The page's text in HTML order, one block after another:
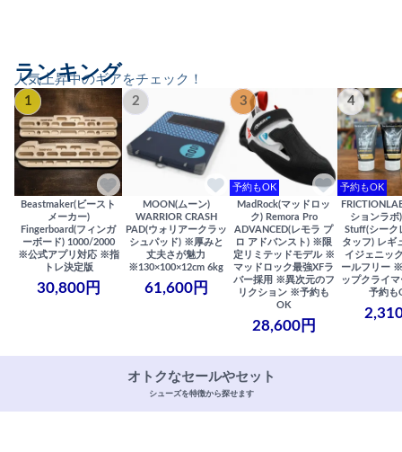
人気上昇中のギアをチェック！
ランキング
1
Beastmaker(ビースト
メーカー)
Fingerboard(フィンガ
ーボード) 1000/2000
※公式アプリ対応 ※指
トレ決定版
30,800円
2
MOON(ムーン)
WARRIOR CRASH
PAD(ウォリアークラッ
シュパッド) ※厚みと
丈夫さが魅力
※130×100×12cm 6kg
61,600円
3
予約もOK
MadRock(マッドロッ
ク) Remora Pro
ADVANCED(レモラ プ
ロ アドバンスト) ※限
定リミテッドモデル ※
マッドロック最強XFラ
バー採用 ※異次元のフ
リクション ※予約も
OK
28,600円
4
予約もOK
ションラボ
Stuff(シーク
タッフ) レギ
イジェニッ
ールフリー
ップクライ
予約も
オトクなセールやセット
シューズを特徴から探せます